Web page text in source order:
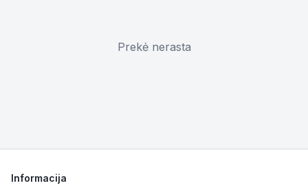
Prekė nerasta
Informacija